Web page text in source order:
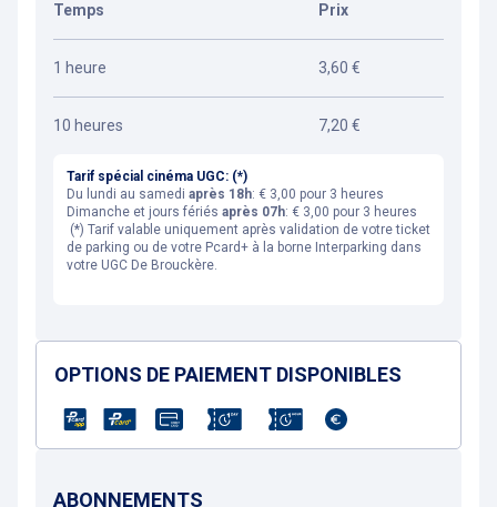
Temps Prix
1 heure 3,60 €
10 heures 7,20 €
Tarif spécial cinéma UGC: (*)
Du lundi au samedi après 18h: € 3,00 pour 3 heures
Dimanche et jours fériés après 07h: € 3,00 pour 3 heures
(*) Tarif valable uniquement après validation de votre ticket
de parking ou de votre Pcard+ à la borne Interparking dans
votre UGC De Brouckère.
OPTIONS DE PAIEMENT DISPONIBLES
ABONNEMENTS